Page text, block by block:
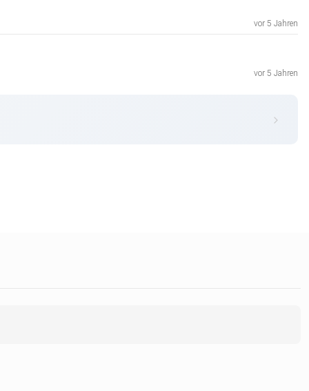
vor 5 Jahren
vor 5 Jahren